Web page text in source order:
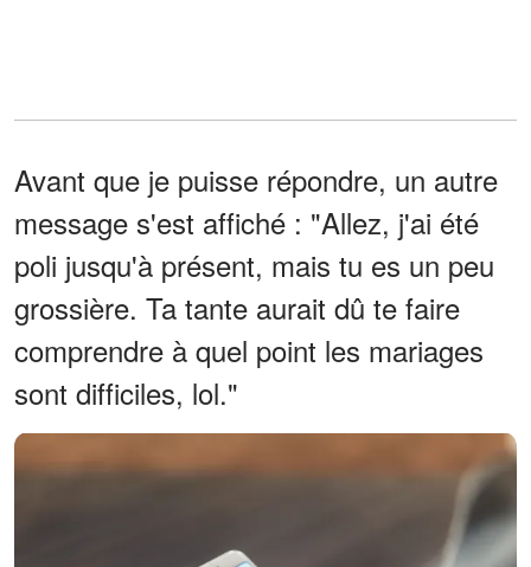
Avant que je puisse répondre, un autre
message s'est affiché : "Allez, j'ai été
poli jusqu'à présent, mais tu es un peu
grossière. Ta tante aurait dû te faire
comprendre à quel point les mariages
sont difficiles, lol."